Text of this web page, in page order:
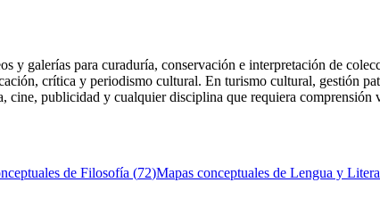
y galerías para curaduría, conservación e interpretación de
crítica y periodismo cultural. En turismo cultural, gestión
cine, publicidad y cualquier disciplina que requiera comprensión
de Filosofía (72)Mapas conceptuales de Lengua y